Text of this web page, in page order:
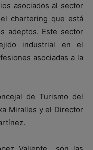
asociados al sector
chartering que está
adeptos. Este sector
industrial en el
asociadas a la
de Turismo del
Miralles y el Director
Valiente son las